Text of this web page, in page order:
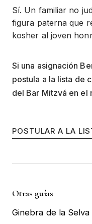
Sí. Un familiar no
figura paterna que
kosher al joven
Si una asignación
postula a la lista de
del Bar Mitzvá en el
POSTULAR A LA
Otras guías
Ginebra de la